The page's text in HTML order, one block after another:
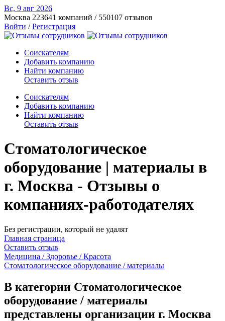
Вс, 9 авг 2026
Москва 223641 компаний / 550107 отзывов
Войти /Регистрация
Соискателям
Добавить компанию
Найти компанию
Оставить отзыв
Соискателям
Добавить компанию
Найти компанию
Оставить отзыв
Стоматологическое
оборудование | материалы в
г. Москва - Отзывы о
компаниях-работодателях
Без регистрации, который не удалят
Главная страница
Оставить отзыв
Медицина / Здоровье / Красота
Стоматологическое оборудование / материалы
В категории Стоматологическое
оборудование / материалы
представлены организации г. Москва